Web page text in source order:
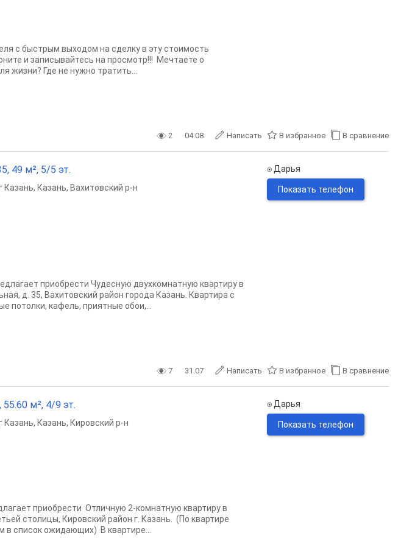
с быстрым выходом на сделку в эту стоимость
и записывайтесь на просмотр!!! Мечтаете о
жизни? Где не нужно тратить...
2 04.08 Написать В избранное В сравнение
49 м², 5/5 эт.
Казань, Казань, Вахитовский р-н
приобрести Чудесную двухкомнатную квартиру в
д. 35, Вахитовский район города Казань. Квартира с
кафель, приятные обои,...
⍟ Дарья
Показать телефон
7 31.07 Написать В избранное В сравнение
м², 4/9 эт.
Казань, Казань, Кировский р-н
приобрести Отличную 2-комнатную квартиру в
столицы, Кировский район г. Казань. (По квартире
в список ожидающих) В квартире...
⍟ Дарья
Показать телефон